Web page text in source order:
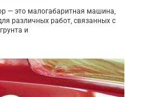
— это малогабаритная машина,
различных работ, связанных с
и